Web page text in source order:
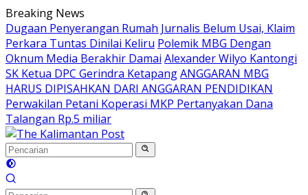
Langsung
ke
konten
Breaking News
Dugaan Penyerangan Rumah Jurnalis Belum Usai, Klaim
Perkara Tuntas Dinilai Keliru Polemik MBG Dengan
Oknum Media Berakhir Damai Alexander Wilyo Kantongi
SK Ketua DPC Gerindra KetapangANGGARAN MBG
HARUS DIPISAHKAN DARI ANGGARAN PENDIDIKAN
Perwakilan Petani Koperasi MKP Pertanyakan Dana
Talangan Rp.5 miliar